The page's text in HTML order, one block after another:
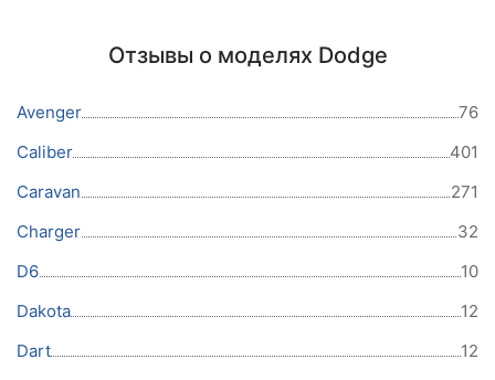
Отзывы о моделях Dodge
Avenger
76
Caliber
401
Caravan
271
Charger
32
D6
10
Dakota
12
Dart
12